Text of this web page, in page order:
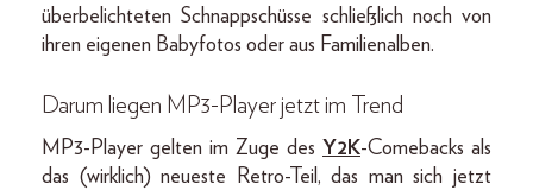
überbelichteten Schnappschüsse schließlich noch von
ihren eigenen Babyfotos oder aus Familienalben.
Darum liegen MP3-Player jetzt im Trend
MP3-Player gelten im Zuge des Y2K-Comebacks als
das (wirklich) neueste Retro-Teil, das man sich jetzt